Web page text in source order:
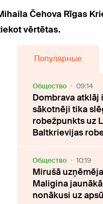
Čehova Rīgas
vērtētas.
Популярные
Oбщество 09:14
Dombrava atklāj
sākotnēji tika
robežpunkts uz
Baltkrievijas
Oбщество 10:19
Mirušā
Maligina
nonākusi uz